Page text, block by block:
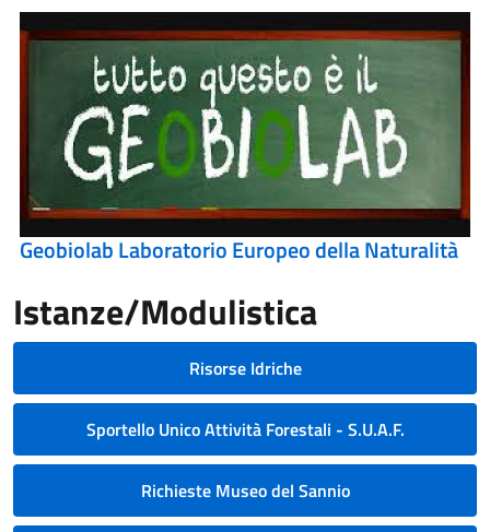
Geobiolab Laboratorio Europeo della Naturalità
Istanze/Modulistica
Risorse Idriche
Sportello Unico Attività Forestali - S.U.A.F.
Richieste Museo del Sannio